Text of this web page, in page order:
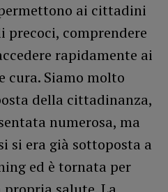
ai cittadini
precoci, comprendere
rapidamente ai
cura. Siamo molto
della cittadinanza,
numerosa, ma
si era già sottoposta a
ed è tornata per